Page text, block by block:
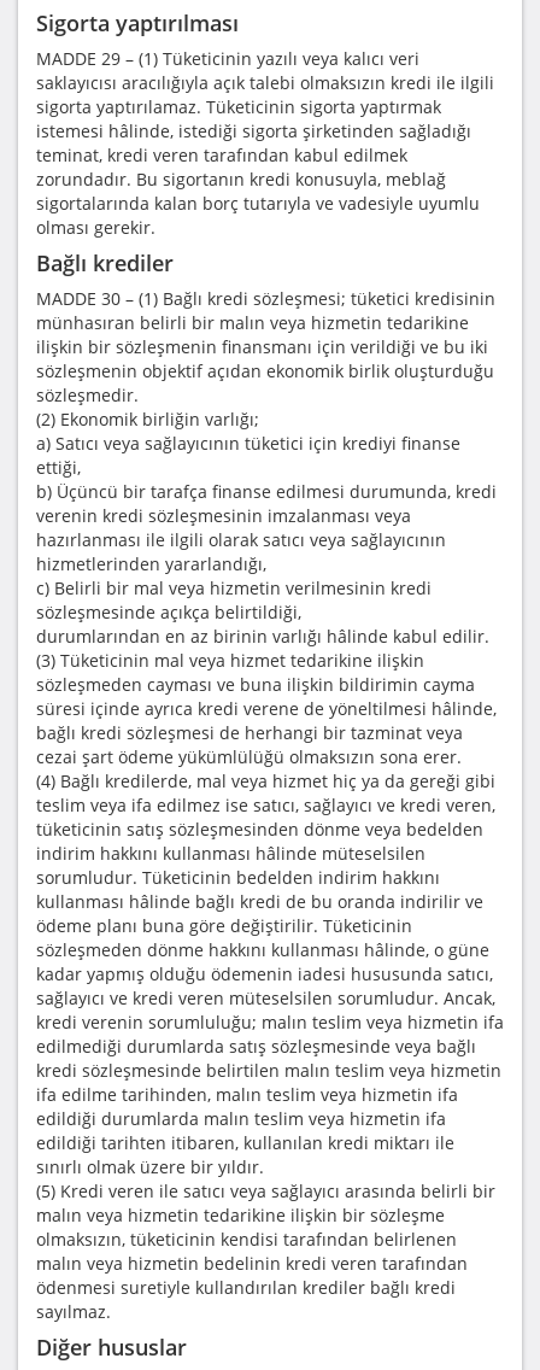
Sigorta yaptırılması
MADDE 29 – (1) Tüketicinin yazılı veya kalıcı veri
saklayıcısı aracılığıyla açık talebi olmaksızın kredi ile ilgili
sigorta yaptırılamaz. Tüketicinin sigorta yaptırmak
istemesi hâlinde, istediği sigorta şirketinden sağladığı
teminat, kredi veren tarafından kabul edilmek
zorundadır. Bu sigortanın kredi konusuyla, meblağ
sigortalarında kalan borç tutarıyla ve vadesiyle uyumlu
olması gerekir.
Bağlı krediler
MADDE 30 – (1) Bağlı kredi sözleşmesi; tüketici kredisinin
münhasıran belirli bir malın veya hizmetin tedarikine
ilişkin bir sözleşmenin finansmanı için verildiği ve bu iki
sözleşmenin objektif açıdan ekonomik birlik oluşturduğu
sözleşmedir.
(2) Ekonomik birliğin varlığı;
a) Satıcı veya sağlayıcının tüketici için krediyi finanse
ettiği,
b) Üçüncü bir tarafça finanse edilmesi durumunda, kredi
verenin kredi sözleşmesinin imzalanması veya
hazırlanması ile ilgili olarak satıcı veya sağlayıcının
hizmetlerinden yararlandığı,
c) Belirli bir mal veya hizmetin verilmesinin kredi
sözleşmesinde açıkça belirtildiği,
durumlarından en az birinin varlığı hâlinde kabul edilir.
(3) Tüketicinin mal veya hizmet tedarikine ilişkin
sözleşmeden cayması ve buna ilişkin bildirimin cayma
süresi içinde ayrıca kredi verene de yöneltilmesi hâlinde,
bağlı kredi sözleşmesi de herhangi bir tazminat veya
cezai şart ödeme yükümlülüğü olmaksızın sona erer.
(4) Bağlı kredilerde, mal veya hizmet hiç ya da gereği gibi
teslim veya ifa edilmez ise satıcı, sağlayıcı ve kredi veren,
tüketicinin satış sözleşmesinden dönme veya bedelden
indirim hakkını kullanması hâlinde müteselsilen
sorumludur. Tüketicinin bedelden indirim hakkını
kullanması hâlinde bağlı kredi de bu oranda indirilir ve
ödeme planı buna göre değiştirilir. Tüketicinin
sözleşmeden dönme hakkını kullanması hâlinde, o güne
kadar yapmış olduğu ödemenin iadesi hususunda satıcı,
sağlayıcı ve kredi veren müteselsilen sorumludur. Ancak,
kredi verenin sorumluluğu; malın teslim veya hizmetin ifa
edilmediği durumlarda satış sözleşmesinde veya bağlı
kredi sözleşmesinde belirtilen malın teslim veya hizmetin
ifa edilme tarihinden, malın teslim veya hizmetin ifa
edildiği durumlarda malın teslim veya hizmetin ifa
edildiği tarihten itibaren, kullanılan kredi miktarı ile
sınırlı olmak üzere bir yıldır.
(5) Kredi veren ile satıcı veya sağlayıcı arasında belirli bir
malın veya hizmetin tedarikine ilişkin bir sözleşme
olmaksızın, tüketicinin kendisi tarafından belirlenen
malın veya hizmetin bedelinin kredi veren tarafından
ödenmesi suretiyle kullandırılan krediler bağlı kredi
sayılmaz.
Diğer hususlar